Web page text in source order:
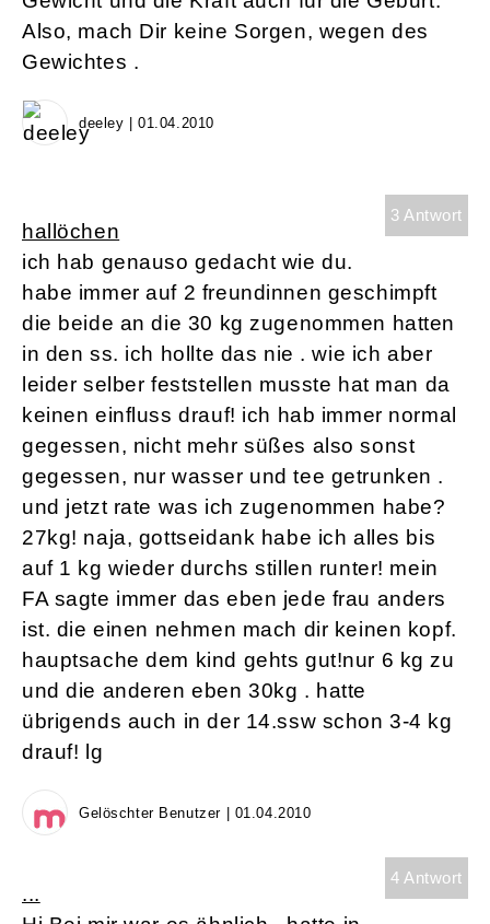
Also, mach Dir keine Sorgen, wegen des
Gewichtes .
deeley | 01.04.2010
3 Antwort
hallöchen
ich hab genauso gedacht wie du.
habe immer auf 2 freundinnen geschimpft
die beide an die 30 kg zugenommen hatten
in den ss. ich hollte das nie . wie ich aber
leider selber feststellen musste hat man da
keinen einfluss drauf! ich hab immer normal
gegessen, nicht mehr süßes also sonst
gegessen, nur wasser und tee getrunken .
und jetzt rate was ich zugenommen habe?
27kg! naja, gottseidank habe ich alles bis
auf 1 kg wieder durchs stillen runter! mein
FA sagte immer das eben jede frau anders
ist. die einen nehmen mach dir keinen kopf.
hauptsache dem kind gehts gut!nur 6 kg zu
und die anderen eben 30kg . hatte
übrigends auch in der 14.ssw schon 3-4 kg
drauf! lg
Gelöschter Benutzer | 01.04.2010
4 Antwort
...